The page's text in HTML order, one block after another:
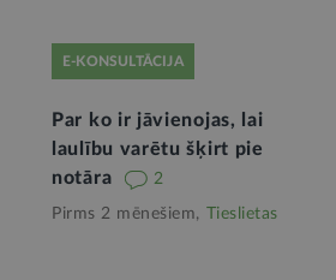
E-KONSULTĀCIJA
Par ko ir jāvienojas, lai
laulību varētu šķirt pie
notāra
2
Pirms 2 mēnešiem, Tieslietas